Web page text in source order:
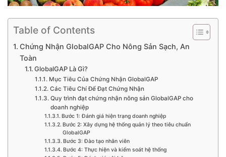
Table of Contents
Chứng Nhận GlobalGAP Cho Nông Sản Sạch, An
Toàn
GlobalGAP Là Gì?
Mục Tiêu Của Chứng Nhận GlobalGAP
Các Tiêu Chí Để Đạt Chứng Nhận
Quy trình đạt chứng nhận nông sản GlobalGAP cho
doanh nghiệp
Bước 1: Đánh giá hiện trạng doanh nghiệp
Bước 2: Xây dựng hệ thống quản lý theo tiêu chuẩn
GlobalGAP
Bước 3: Đào tạo nhân viên
Bước 4: Thực hiện và kiểm soát hệ thống